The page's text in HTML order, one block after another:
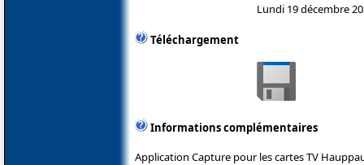
Lundi 19 décembre
Téléchargement
Informations complémentaires
Application Capture pour les cartes TV